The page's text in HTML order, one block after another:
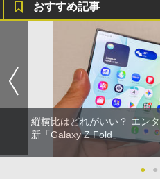
おすすめ記事
縦横比はどれがいい？ エン
新「Galaxy Z Fold」
● ●